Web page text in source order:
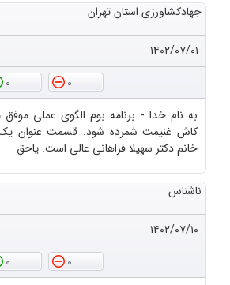
جهادکشاورزی استان تهران
۱۴۰۲/۰۷/۰۱
0
0
به نام خدا - برنامه بوم الگوی عملی
کاش غنیمت شمرده شود. قسمت عنوان یک
خانم دکتر سهیلا فراهانی عالی است. یاحق
ناشناس
۱۴۰۲/۰۷/۱۰
0
0